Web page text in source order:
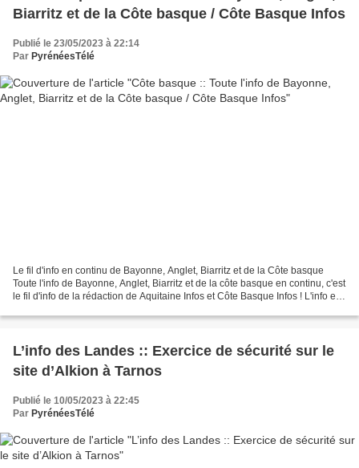
Biarritz et de la Côte basque / Côte Basque Infos
Publié le 23/05/2023 à 22:14
Par PyrénéesTélé
Le fil d'info en continu de Bayonne, Anglet, Biarritz et de la Côte basque
Toute l'info de Bayonne, Anglet, Biarritz et de la côte basque en continu, c'est
le fil d'info de la rédaction de Aquitaine Infos et Côte Basque Infos ! L'info en
L’info des Landes :: Exercice de sécurité sur le
site d’Alkion à Tarnos
Publié le 10/05/2023 à 22:45
Par PyrénéesTélé